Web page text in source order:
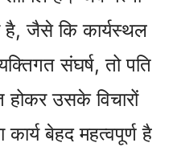
है, जैसे कि कार्यस्थल
संघर्ष, तो पति
होकर उसके विचारों
बेहद महत्वपूर्ण है